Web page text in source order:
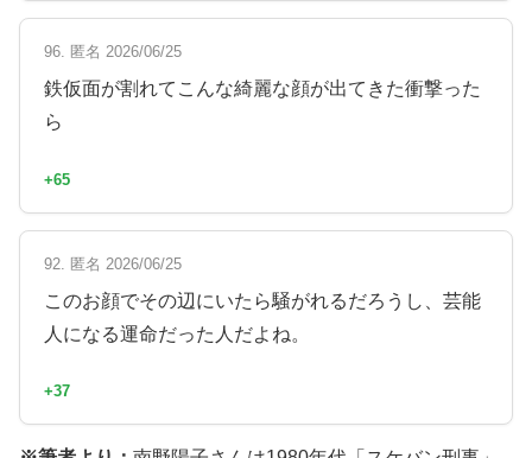
96. 匿名 2026/06/25
鉄仮面が割れてこんな綺麗な顔が出てきた衝撃った
ら
+65
92. 匿名 2026/06/25
このお顔でその辺にいたら騒がれるだろうし、芸能
人になる運命だった人だよね。
+37